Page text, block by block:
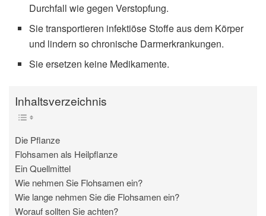
Durchfall wie gegen Verstopfung.
Sie transportieren infektiöse Stoffe aus dem Körper
und lindern so chronische Darmerkrankungen.
Sie ersetzen keine Medikamente.
Inhaltsverzeichnis
Die Pflanze
Flohsamen als Heilpflanze
Ein Quellmittel
Wie nehmen Sie Flohsamen ein?
Wie lange nehmen Sie die Flohsamen ein?
Worauf sollten Sie achten?